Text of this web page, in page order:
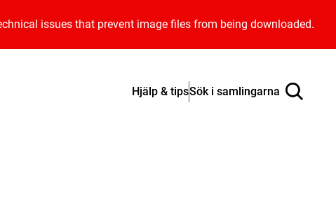
issues that prevent image files from being downloaded.
Hjälp & tipsSök i samlingarna